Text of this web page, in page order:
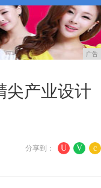
广告
尖产业设计
U V c
分享到：